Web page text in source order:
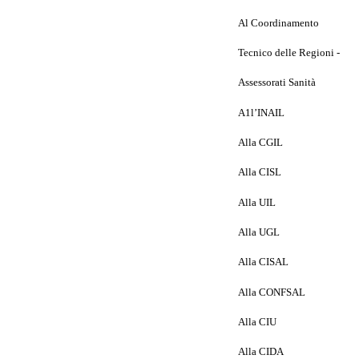
Al Coordinamento
Tecnico delle Regioni -
Assessorati Sanità
A1l’INAIL
Alla CGIL
Alla CISL
Alla UIL
Alla UGL
Alla CISAL
Alla CONFSAL
Alla CIU
Alla CIDA